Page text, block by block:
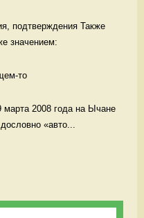
подтверждения Также
значением:
то
2008 года на Ычане
«авто...